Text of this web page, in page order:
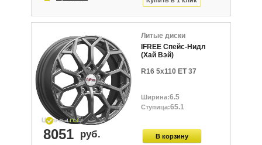
Литые диски
IFREE Спейс-Нидл
(Хай Вэй)
R16 5x110 ET 37
6.5
65.1
8051